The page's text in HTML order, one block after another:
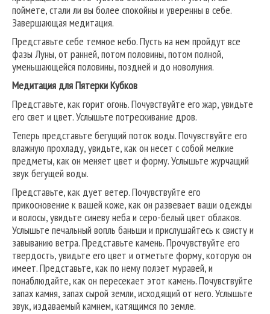
поймете, стали ли вы более спокойны и уверенны в себе.
Завершающая медитация.
Представьте себе темное небо. Пусть на нем пройдут все
фазы Луны, от ранней, потом половины, потом полной,
уменьшающейся половины, поздней и до новолуния.
Медитация для Пятерки Кубков
Представьте, как горит огонь. Почувствуйте его жар, увидьте
его свет и цвет. Услышьте потрескивание дров.
Теперь представьте бегущий поток воды. Почувствуйте его
влажную прохладу, увидьте, как он несет с собой мелкие
предметы, как он меняет цвет и форму. Услышьте журчащий
звук бегущей воды.
Представьте, как дует ветер. Почувствуйте его
прикосновение к вашей коже, как он развевает ваши одежды
и волосы, увидьте синеву неба и серо-белый цвет облаков.
Услышьте печальный вопль баньши и прислушайтесь к свисту и
завыванию ветра. Представьте камень. Прочувствуйте его
твердость, увидьте его цвет и отметьте форму, которую он
имеет. Представьте, как по нему ползет муравей, и
понаблюдайте, как он пересекает этот камень. Почувствуйте
запах камня, запах сырой земли, исходящий от него. Услышьте
звук, издаваемый камнем, катящимся по земле.